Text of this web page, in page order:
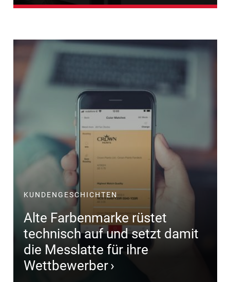
KUNDENGESCHICHTEN
Alte Farbenmarke rüstet
technisch auf und setzt damit
die Messlatte für ihre
Wettbewerber